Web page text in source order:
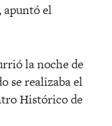
apuntó el
la noche de
se realizaba el
Histórico de